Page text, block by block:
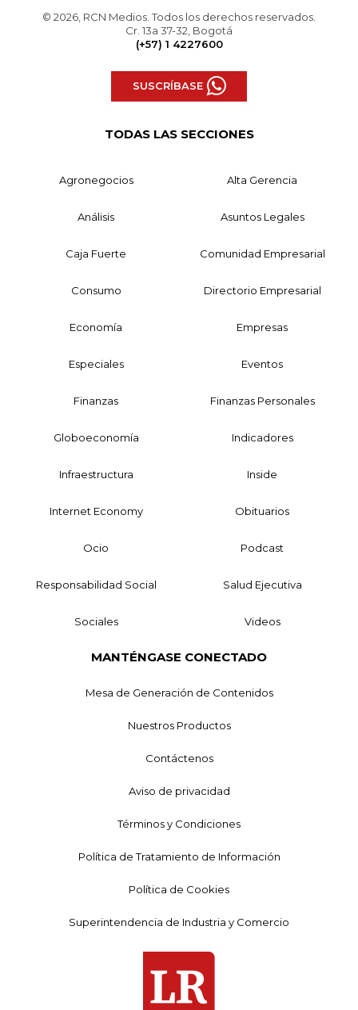
© 2026, RCN Medios. Todos los derechos reservados.
Cr. 13a 37-32, Bogotá
(+57) 1 4227600
SUSCRÍBASE
TODAS LAS SECCIONES
Agronegocios Alta Gerencia
Análisis Asuntos Legales
Caja Fuerte Comunidad Empresarial
Consumo Directorio Empresarial
Economía Empresas
Especiales Eventos
Finanzas Finanzas Personales
Globoeconomía Indicadores
Infraestructura Inside
Internet Economy Obituarios
Ocio Podcast
Responsabilidad Social Salud Ejecutiva
Sociales Videos
MANTÉNGASE CONECTADO
Mesa de Generación de Contenidos
Nuestros Productos
Contáctenos
Aviso de privacidad
Términos y Condiciones
Política de Tratamiento de Información
Política de Cookies
Superintendencia de Industria y Comercio